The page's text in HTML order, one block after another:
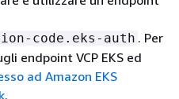
code.eks-auth . Per
endpoint VCP EKS ed
ad Amazon EKS
.